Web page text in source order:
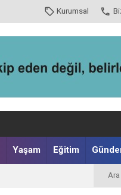
Kurumsal
Yaşam Eğitim
Ara